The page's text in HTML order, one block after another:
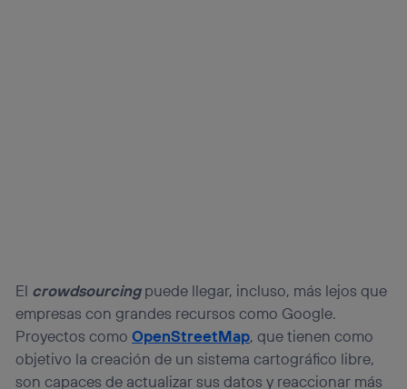
El crowdsourcingpuede llegar, incluso, más lejos que
empresas con grandes recursos como Google.
Proyectos comoOpenStreetMap, que tienen como
objetivo la creación de un sistema cartográfico libre,
son capaces de actualizar sus datos y reaccionar más